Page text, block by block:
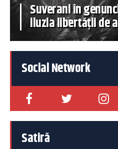
Suverani în
iluzia libertății de
Social Network
Satiră